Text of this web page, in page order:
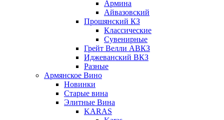
Армина
Айвазовский
Прошянский КЗ
Классические
Сувенирные
Грейт Велли АВКЗ
Иджеванский ВКЗ
Разные
Армянское Вино
Новинки
Старые вина
Элитные Вина
KARAS